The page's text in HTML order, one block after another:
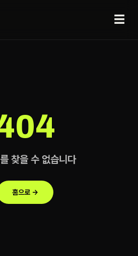
☰
찾을 수 없습니다
홈으로 →